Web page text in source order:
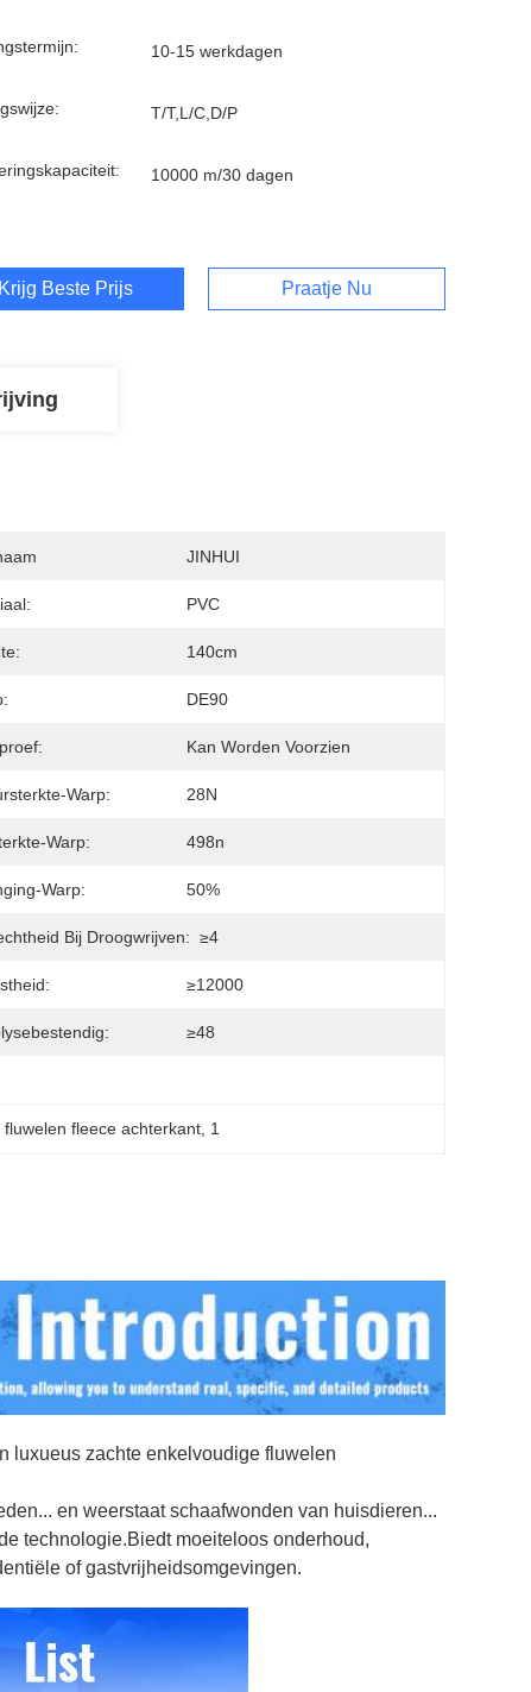
10-15 werkdagen
T/T,L/C,D/P
10000 m/30 dagen
Krijg Beste Prijs Praatje Nu
JINHUI
PVC
140cm
DE90
Kan Worden Voorzien
Warp: 28N
Warp: 498n
Warp: 50%
Bij Droogwrijven: ≥4
≥12000
≥48
fleece achterkant 1
luxueus zachte enkelvoudige fluwelen
en weerstaat schaafwonden van huisdieren...
technologie.Biedt moeiteloos onderhoud,
of gastvrijheidsomgevingen.